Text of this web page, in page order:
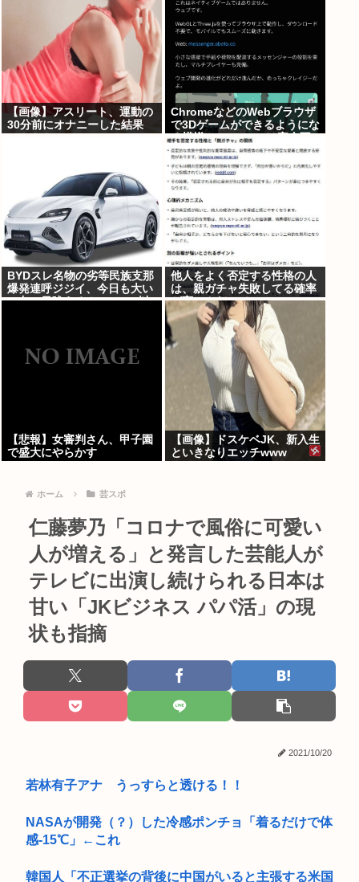
【画像】アスリート、運動の
30分前にオナニーした結果
ChromeなどのWebブラウザ
で3Dゲームができるようにな
る模様。Windowsは完全不
要に
BYDスレ名物の劣等民族支那
爆発連呼ジジイ、今日も大い
に丸一日吠える！160レス以
他人をよく否定する性格の人
は、親ガチャ失敗してる確率
が高いんだって
【悲報】女審判さん、甲子園
で盛大にやらかす
【画像】ドスケベJK、新入生
といきなりエッチwww
ホーム 芸スポ
仁藤夢乃「コロナで風俗に可愛い
人が増える」と発言した芸能人が
テレビに出演し続けられる日本は
甘い「JKビジネス パパ活」の現
状も指摘
2021/10/20
若林有子アナ うっすらと透ける！！
NASAが開発（？）した冷感ポンチョ「着るだけで体
感-15℃」←これ
韓国人「不正選挙の背後に中国がいると主張する米国